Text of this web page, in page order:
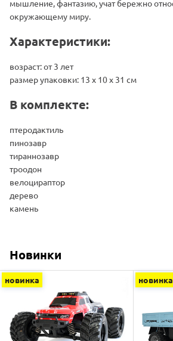
мышление, фантазию, учат бережно
окружающему миру.
Характеристики:
возраст: от 3 лет
размер упаковки: 13 x 10 x 31 см
В комплекте:
птеродактиль
пинозавр
тираннозавр
троодон
велоцираптор
дерево
камень
Новинки
новинка новинка